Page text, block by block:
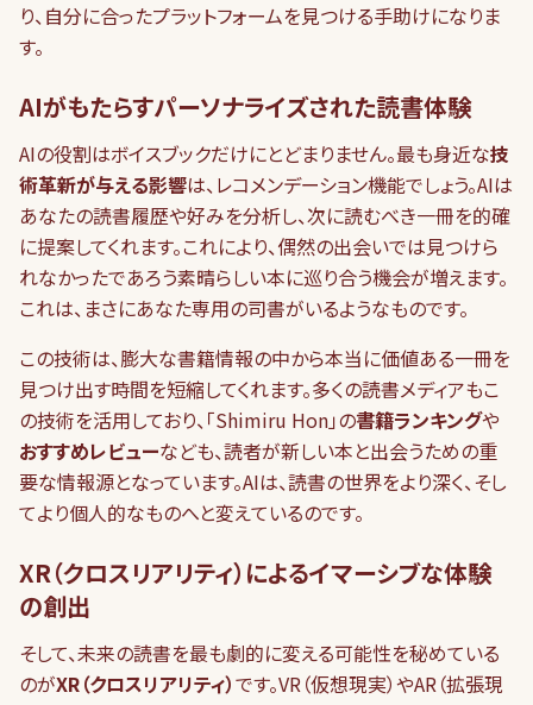
り、自分に合ったプラットフォームを見つける手助けになりま
す。
AIがもたらすパーソナライズされた読書体験
AIの役割はボイスブックだけにとどまりません。最も身近な技
術革新が与える影響は、レコメンデーション機能でしょう。AIは
あなたの読書履歴や好みを分析し、次に読むべき一冊を的確
に提案してくれます。これにより、偶然の出会いでは見つけら
れなかったであろう素晴らしい本に巡り合う機会が増えます。
これは、まさにあなた専用の司書がいるようなものです。
この技術は、膨大な書籍情報の中から本当に価値ある一冊を
見つけ出す時間を短縮してくれます。多くの読書メディアもこ
の技術を活用しており、「Shimiru Hon」の書籍ランキングや
おすすめレビューなども、読者が新しい本と出会うための重
要な情報源となっています。AIは、読書の世界をより深く、そし
てより個人的なものへと変えているのです。
XR（クロスリアリティ）によるイマーシブな体験
の創出
そして、未来の読書を最も劇的に変える可能性を秘めている
のがXR（クロスリアリティ）です。VR（仮想現実）やAR（拡張現